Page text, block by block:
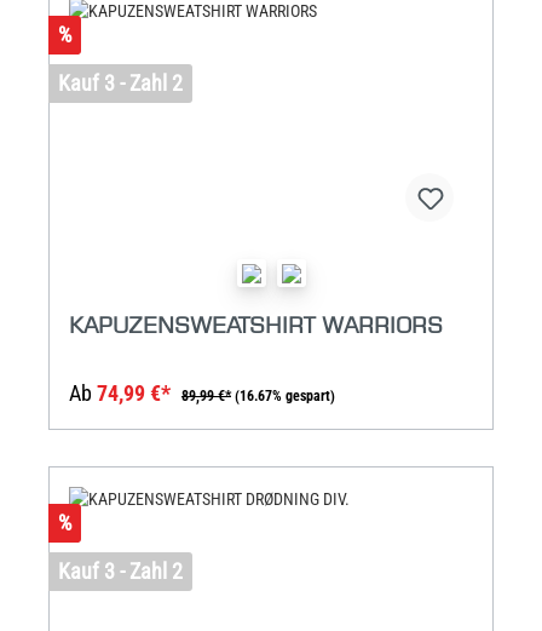
%
Kauf 3 - Zahl 2
KAPUZENSWEATSHIRT WARRIORS
Ab 74,99 €* 89,99 €* (16.67% gespart)
%
Kauf 3 - Zahl 2